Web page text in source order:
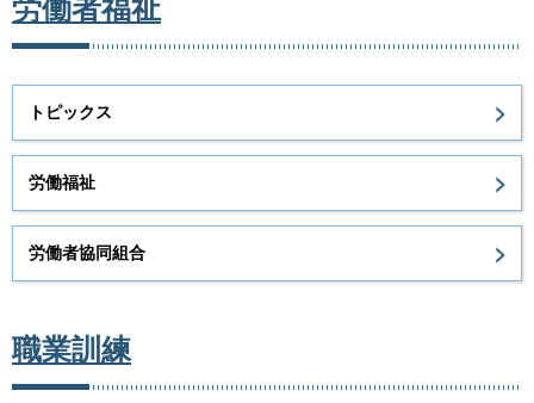
労働者福祉
トピックス
労働福祉
労働者協同組合
職業訓練